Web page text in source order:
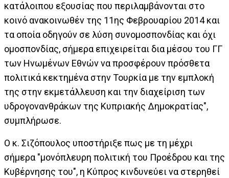
κατάλοιπου εξουσίας που περιλαμβάνονται στο
κοινό ανακοινωθέν της 11ης Φεβρουαρίου 2014 και
τα οποία οδηγούν σε λύση συνομοσπονδίας και όχι
ομοσπονδίας, σήμερα επιχειρείται δια μέσου του ΓΓ
των Ηνωμένων Εθνών να προσφέρουν πρόσθετα
πολιτικά κεκτημένα στην Τουρκία με την εμπλοκή
της στην εκμετάλλευση και την διαχείριση των
υδρογονανθράκων της Κυπριακής Δημοκρατίας",
συμπλήρωσε.
Ο κ. Σιζόπουλος υποστήριξε πως με τη μέχρι
σήμερα "μονόπλευρη πολιτική του Προέδρου και της
Κυβέρνησης του", η Κύπρος κινδυνεύει να στερηθεί